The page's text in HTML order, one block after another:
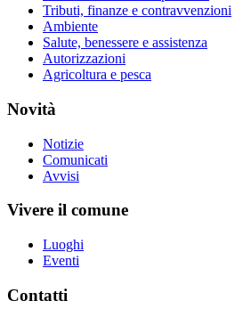
Tributi, finanze e contravvenzioni
Ambiente
Salute, benessere e assistenza
Autorizzazioni
Agricoltura e pesca
Novità
Notizie
Comunicati
Avvisi
Vivere il comune
Luoghi
Eventi
Contatti